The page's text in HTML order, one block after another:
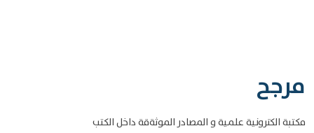
مرجح
مكتبة الكترونية علمية و المصادر الموثةقة داخل الكتب